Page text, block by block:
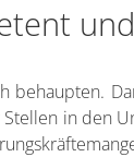
in den